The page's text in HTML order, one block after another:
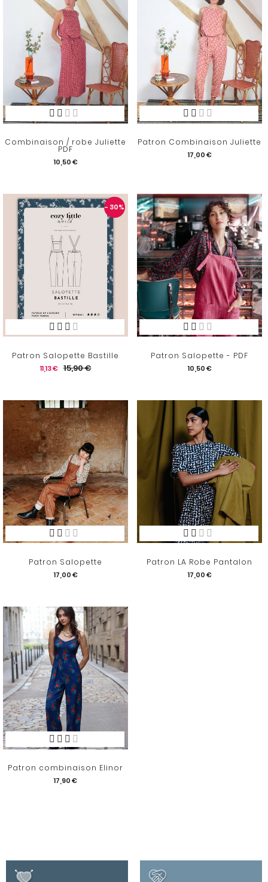
Combinaison / robe Juliette
PDF
10,50 €
Patron Combinaison Juliette
17,00 €
- 30%
Patron Salopette Bastille
11,13 € 15,90 €
Patron Salopette - PDF
10,50 €
Patron Salopette
17,00 €
Patron LA Robe Pantalon
17,00 €
Patron combinaison Elinor
17,90 €